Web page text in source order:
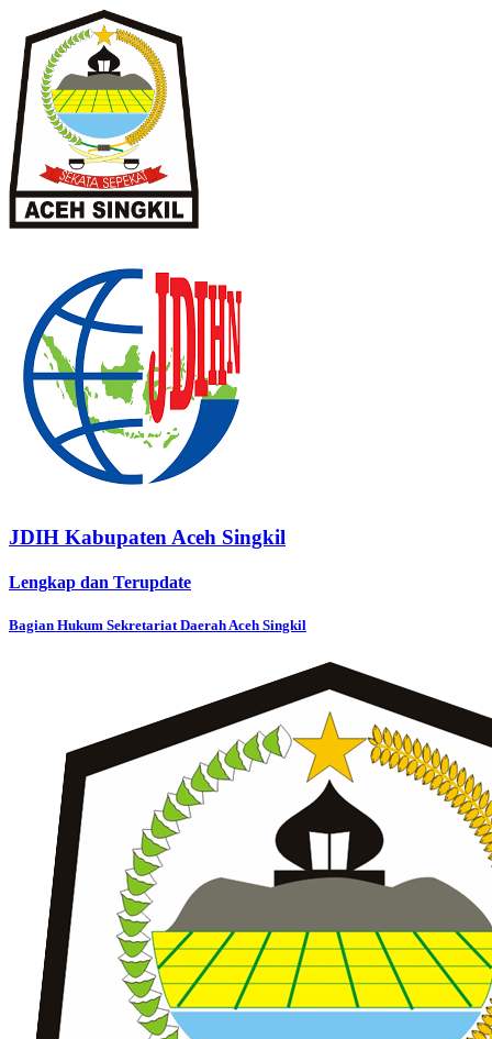
JDIH Kabupaten Aceh Singkil
Lengkap dan Terupdate
Bagian Hukum Sekretariat Daerah Aceh Singkil